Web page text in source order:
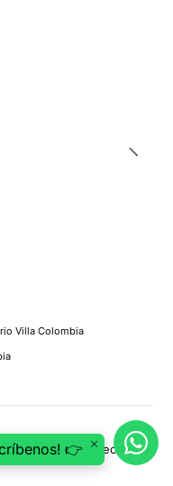
Villa Colombia
Pago, Addi y Sistecrédito.
👉